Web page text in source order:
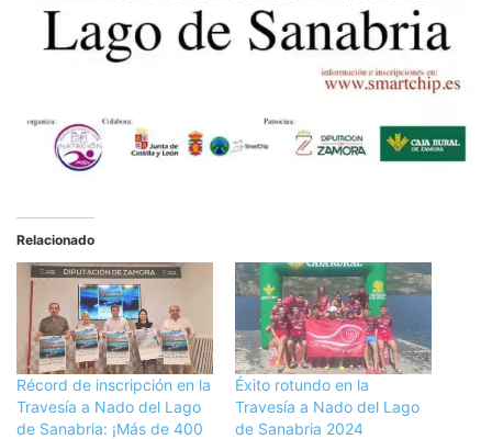
Relacionado
Récord de inscripción en la
Travesía a Nado del Lago
de Sanabria: ¡Más de 400
Éxito rotundo en la
Travesía a Nado del Lago
de Sanabria 2024